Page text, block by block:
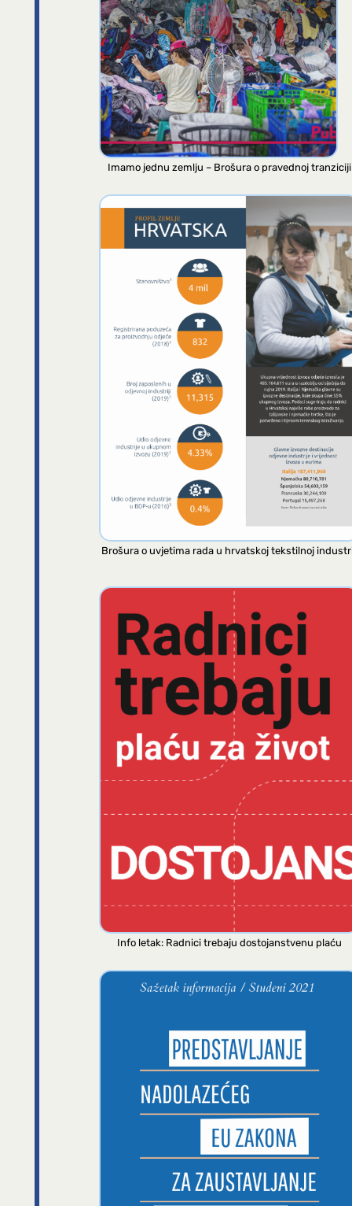
Imamo jednu zemlju – Brošura o pravednoj tranziciji
Brošura o uvjetima rada u hrvatskoj tekstilnoj
Info letak: Radnici trebaju dostojanstvenu plaću